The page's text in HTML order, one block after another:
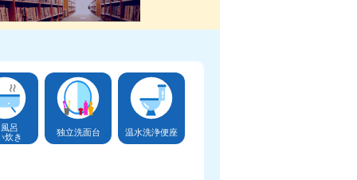
呂
炊き
独立洗面台 温水洗浄便座